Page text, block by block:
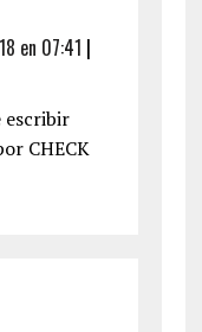
en 07:41 |
escribir
CHECK